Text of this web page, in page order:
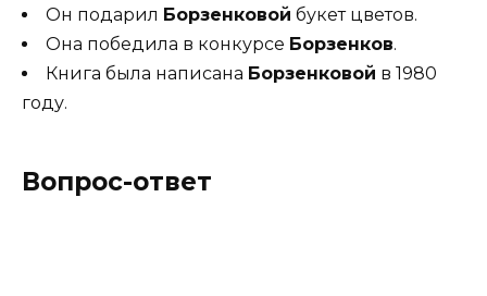
Он подарил Борзенковой букет цветов.
Она победила в конкурсе Борзенков.
Книга была написана Борзенковой в 1980
году.
Вопрос-ответ